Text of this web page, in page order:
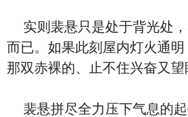
实则裴悬只是处于背光处
而已。如果此刻屋内灯火通明
那双赤裸的、止不住兴奋又望
裴悬拼尽全力压下气息的